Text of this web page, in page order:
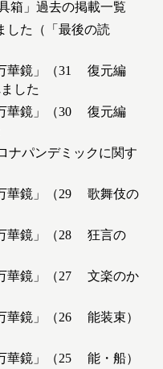
箱」過去の掲載一覧
した（「最後の読
華鏡」（31 復元編
した
華鏡」（30 復元編
ナパンデミックに関す
華鏡」（29 歌舞伎の
華鏡」（28 狂言の
華鏡」（27 文楽のか
華鏡」（26 能装束）
華鏡」（25 能・船）